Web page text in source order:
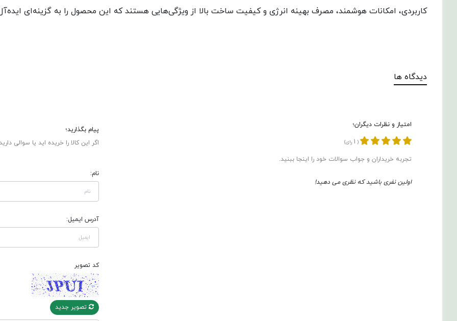
کاربردی، امکانات هوشمند، مصرف بهینه انرژی و کیفیت ساخت بالا از ویژگی‌هایی هستند که این محصول را به گزینه‌ای ایده‌آل
دیدگاه ها
امتیاز و نظرات دیگران؛
(
1 رای)
تجربه خریداران و جواب سوالات خود را اینجا ببنید.
اولین نفری باشید که نظری می دهید!
پیام بگذارید؛
اگر این کالا را خریده اید یا سوالی
نام:
آدرس ایمیل:
کد تصویر
تصویر جدید